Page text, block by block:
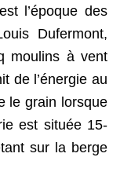
l’époque des
Dufermont,
moulins à vent
de l’énergie au
le grain lorsque
est située 15-
sur la berge